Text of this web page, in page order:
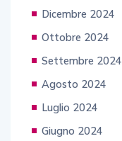
Dicembre 2024
Ottobre 2024
Settembre 2024
Agosto 2024
Luglio 2024
Giugno 2024